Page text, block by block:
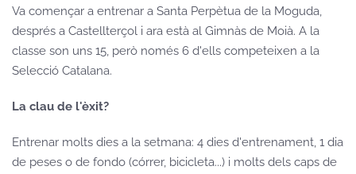
Va començar a entrenar a Santa Perpètua de la Moguda,
després a Castellterçol i ara està al Gimnàs de Moià. A la
classe son uns 15, però només 6 d'ells competeixen a la
Selecció Catalana.
La clau de l'èxit?
Entrenar molts dies a la setmana: 4 dies d'entrenament, 1 dia
de peses o de fondo (córrer, bicicleta...) i molts dels caps de